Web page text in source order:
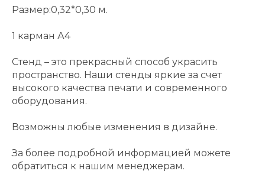
Размер:0,32*0,30 м.
1 карман А4
Стенд – это прекрасный способ украсить
пространство. Наши стенды яркие за счет
высокого качества печати и современного
оборудования.
Возможны любые изменения в дизайне.
За более подробной информацией можете
обратиться к нашим менеджерам.